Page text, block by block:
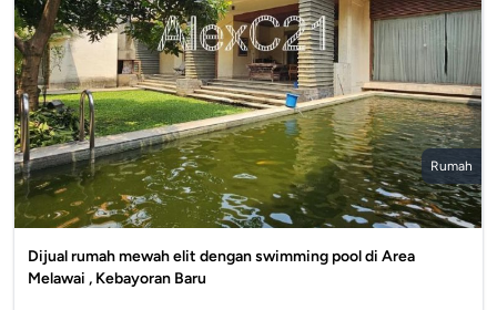
Rumah
Dijual rumah mewah elit dengan swimming pool di Area
Melawai , Kebayoran Baru